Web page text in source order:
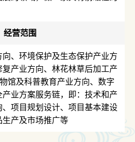
经营范围
、环境保护及生态保护产业方
产业方向、林花林草后加工产
馆及科普教育产业方向、数字
业方案服务链，即：技术和产
项目规划设计、项目基本建设
产及市场推广等